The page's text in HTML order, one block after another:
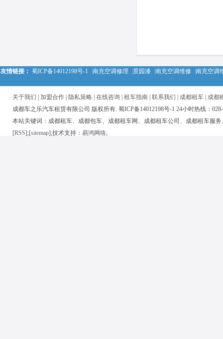
友情链接： 蜀ICP备14012198号-1 南充空调修理 景园漆 南充空调维修 南充空调
关于我们 加盟合作 隐私策略 在线咨询 租车指南 联系我们 成都租车
成都
成都车之乐汽车租赁有限公司 版权所有. 蜀ICP备14012198号-1 24小时热线：
本站关键词：成都租车、成都包车、成都租车网、成都租车公司、成都租车服
[RSS];[sitemap];技术支持： 易鸿网络;